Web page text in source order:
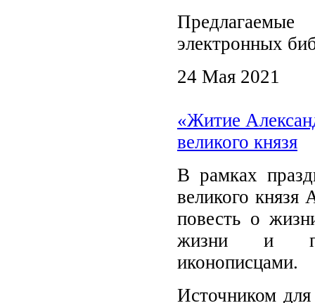
электронных
24 Мая 2021
«Житие
великого князя
В рамках
великого князя
повесть о
жизни и
иконописцами.
Источником